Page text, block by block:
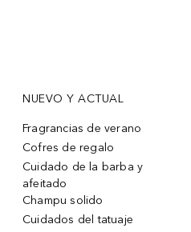
NUEVO Y ACTUAL
Fragrancias de verano
Cofres de regalo
Cuidado de la barba y
afeitado
Champu solido
Cuidados del tatuaje